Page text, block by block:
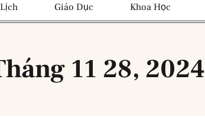
Giáo Dục Khoa Học
11 28, 2024